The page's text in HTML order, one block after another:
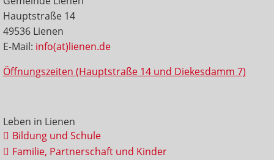
Hauptstraße 14
49536 Lienen
E-Mail: info(at)lienen.de
Öffnungszeiten (Hauptstraße 14 und Diekesdamm 7)
Leben in Lienen
Bildung und Schule
Familie, Partnerschaft und Kinder